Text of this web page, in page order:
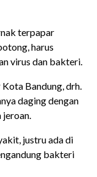
terpapar
harus
virus dan bakteri.
Bandung, drh.
daging dengan
jeroan.
justru ada di
bakteri